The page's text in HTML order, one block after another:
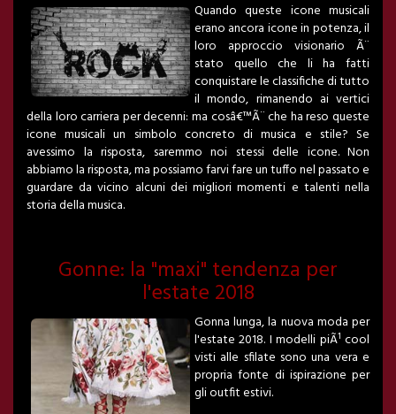
Quando queste icone musicali
erano ancora icone in potenza, il
loro approccio visionario Ã¨
stato quello che li ha fatti
conquistare le classifiche di tutto
il mondo, rimanendo ai vertici
della loro carriera per decenni: ma cosâ€™Ã¨ che ha reso queste
icone musicali un simbolo concreto di musica e stile? Se
avessimo la risposta, saremmo noi stessi delle icone. Non
abbiamo la risposta, ma possiamo farvi fare un tuffo nel passato e
guardare da vicino alcuni dei migliori momenti e talenti nella
storia della musica.
Gonne: la "maxi" tendenza per
l'estate 2018
Gonna lunga, la nuova moda per
l'estate 2018. I modelli piÃ¹ cool
visti alle sfilate sono una vera e
propria fonte di ispirazione per
gli outfit estivi.